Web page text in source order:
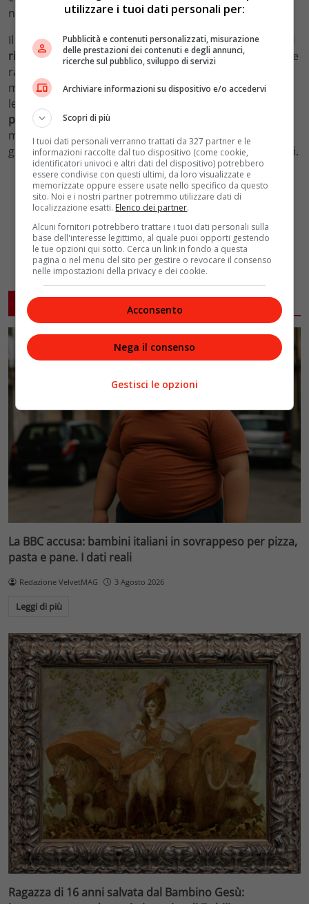
nocive.
Il 2024 segna un punto di svolta nelriconoscimento dei
rischilegati all’uso del talco. Le evidenze scientifiche e le
raccomandazioni dell’OMS hanno portato a una
maggiore consapevolezza e a significative implicazioni
legali e industriali. I consumatori sono invitati a
prudenti
e a scegliere prodotti sicuri per la loro salute,
mentre i produttori devono affrontare la sfida di
garantire la sicurezza e la trasparenza dei loro prodotti.
ARTICOLI CORRELATI
La BBC accusa: bambini italiani in sovrappeso per pizza,
pasta e pane. I dati reali
Redazione VelvetMAG 3 Agosto 2026
Leggi di più
Ragazza di 16 anni salvata dal Bambino Gesù:
utilizzare i tuoi dati personali per:
Pubblicità e contenuti personalizzati, misurazione
delle prestazioni dei contenuti e degli annunci,
ricerche sul pubblico, sviluppo di servizi
Archiviare informazioni su dispositivo e/o accedervi
Scopri di più
I tuoi dati personali verranno trattati da 327 partner e le
informazioni raccolte dal tuo dispositivo (come cookie,
identificatori univoci e altri dati del dispositivo) potrebbero
essere condivise con questi ultimi, da loro visualizzate e
memorizzate oppure essere usate nello specifico da questo
sito. Noi e i nostri partner potremmo utilizzare dati di
localizzazione esatti. Elenco dei partner.
Alcuni fornitori potrebbero trattare i tuoi dati personali sulla
base dell'interesse legittimo, al quale puoi opporti gestendo
le tue opzioni qui sotto. Cerca un link in fondo a questa
pagina o nel menu del sito per gestire o revocare il consenso
nelle impostazioni della privacy e dei cookie.
Acconsento
Nega il consenso
Gestisci le opzioni